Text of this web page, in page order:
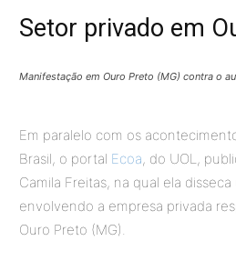
Setor privado em
Manifestação em Ouro Preto (MG) contra o
Em paralelo com os
Brasil, o portal Ecoa, do UOL,
Camila Freitas, na qual ela
envolvendo a empresa privada
Ouro Preto (MG).